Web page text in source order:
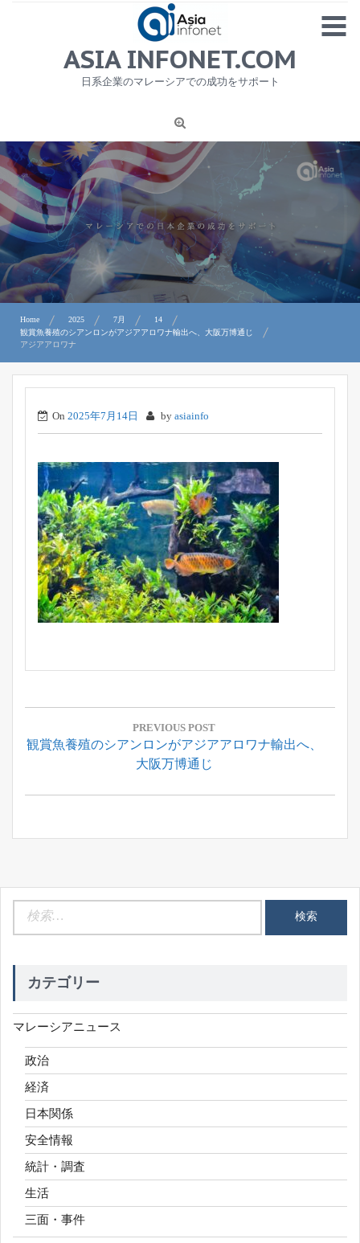
MENU
1
ニュース
労務サービス
プライバシーポリシー及び著作権について
お問合せ
ASIA INFONET.COM
日系企業のマレーシアでの成功をサポート
Home 2025 7月
14
観賞魚養殖のシアンロンがアジアアロワナ輸出へ、大阪万博通じ
アジアアロワナ
On 2025年7月14日 by asiainfo
投
ナ
ゲ
シ
ン
PREVIOUS POST
Previous
観賞魚養殖のシアンロンがアジアアロワナ輸出へ、
大阪万博通じ
カテゴリー
マレーシアニュース
政治
経済
日本関係
安全情報
統計・調査
生活
三面・事件